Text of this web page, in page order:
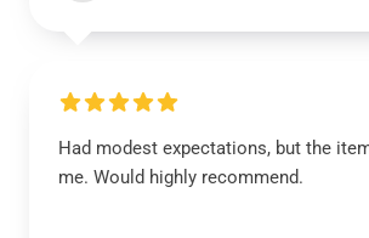
Had modest expectations, but the
me. Would highly recommend.